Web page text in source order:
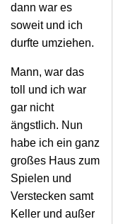
dann war es
soweit und ich
durfte umziehen.
Mann, war das
toll und ich war
gar nicht
ängstlich. Nun
habe ich ein ganz
großes Haus zum
Spielen und
Verstecken samt
Keller und außer